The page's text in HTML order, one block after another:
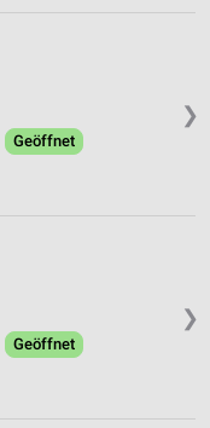
❯
Geöffnet
❯
Geöffnet